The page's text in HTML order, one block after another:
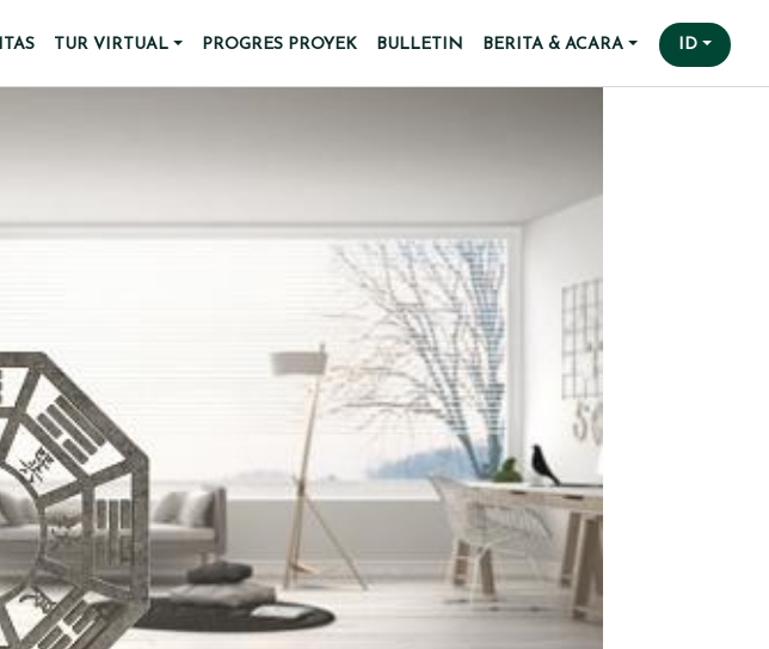
TUR VIRTUAL PROGRES PROYEK BULLETIN BERITA & ACARA ID